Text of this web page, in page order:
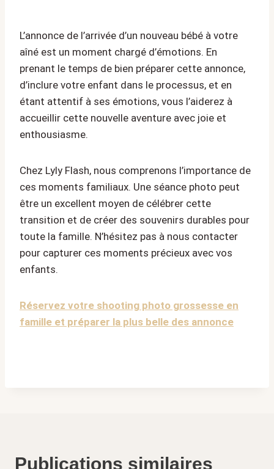
L’annonce de l’arrivée d’un nouveau bébé à votre
aîné est un moment chargé d’émotions. En
prenant le temps de bien préparer cette annonce,
d’inclure votre enfant dans le processus, et en
étant attentif à ses émotions, vous l’aiderez à
accueillir cette nouvelle aventure avec joie et
enthousiasme.
Chez Lyly Flash, nous comprenons l’importance de
ces moments familiaux. Une séance photo peut
être un excellent moyen de célébrer cette
transition et de créer des souvenirs durables pour
toute la famille. N’hésitez pas à nous contacter
pour capturer ces moments précieux avec vos
enfants.
Réservez votre shooting photo grossesse en
famille et préparer la plus belle des annonce
Publications similaires